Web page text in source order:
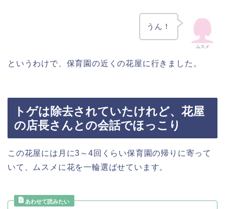
ムスメ
うん！
というわけで、保育園の近くの花屋に行きました。
トゲは除去されていたけれど、花屋
の店長さんとの会話でほっこり
この花屋には月に3～4回くらい保育園の帰りに寄って
いて、ムスメに花を一輪選ばせています。